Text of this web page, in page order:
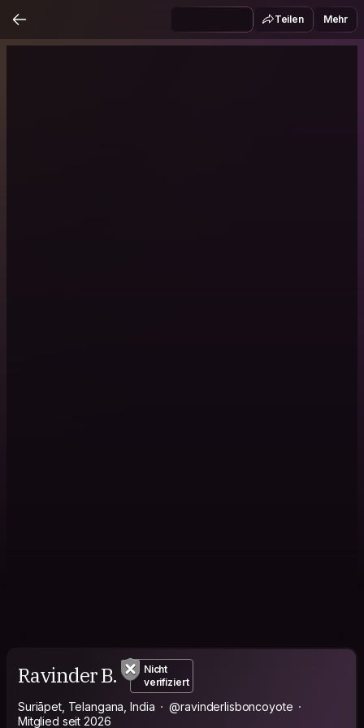
Teilen Mehr
Ravinder B.
Nicht
verifiziert
Suriāpet, Telangana, India
@ravinderlisboncoyote
Mitglied seit 2026